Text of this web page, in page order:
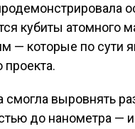
кубиты атомного
— которые по сути
проекта.
смогла выровнять
до нанометра —